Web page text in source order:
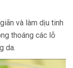
và làm dịu tinh
thoáng các lỗ
da.